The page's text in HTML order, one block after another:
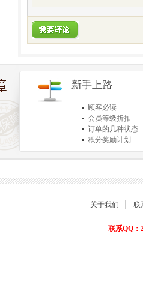
新手上路
顾客必读
会员等级折扣
订单的几种状态
积分奖励计划
商品退货保障
关于我们 联
联系QQ：